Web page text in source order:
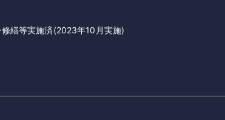
繕等実施済(2023年10月実施)